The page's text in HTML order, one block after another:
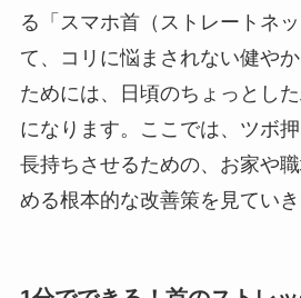
る「スマホ首（ストレートネ
て、コリに悩まされない健や
ためには、日頃のちょっとし
になります。ここでは、ツボ
長持ちさせるための、お家や
める根本的な改善策を見ていき